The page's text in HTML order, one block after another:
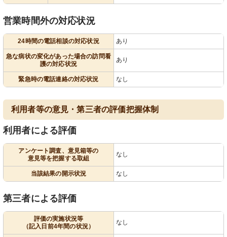
営業時間外の対応状況
24時間の電話相談の対応状況 あり
急な病状の変化があった場合の訪問看
護の対応状況
あり
緊急時の電話連絡の対応状況 なし
利用者等の意見・第三者の評価把握体制
利用者による評価
アンケート調査、意見箱等の
意見等を把握する取組
なし
当該結果の開示状況 なし
第三者による評価
評価の実施状況等
（記入日前4年間の状況）
なし